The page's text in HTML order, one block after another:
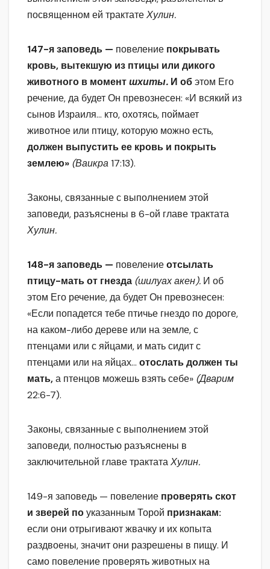
посвященном ей трактатеХулин.
147-я заповедь — повеление покрывать
кровь, вытекшую из птицы или дикого
животного в моментшхиты. И обэтом Его
речение, да будет Он превознесен: «И всякий из
сынов Израиля… кто, охотясь, поймает
животное или птицу, которую можно есть,
должен выпустить ее кровь и покрыть
землею» (Ваикра17:13).
Законы, связанные с выполнением этой
заповеди, разъяснены в 6-ой главе трактата
Хулин.
148-я заповедь — повелениеотсылать
птицу-мать от гнезда (шилуах акен). И об
этом Его речение, да будет Он превознесен:
«Если попадется тебе птичье гнездо по дороге,
на каком-либо дереве или на земле, с
птенцами или с яйцами, и мать сидит с
птенцами или на яйцах… отослать должен ты
мать,а птенцов можешь взять себе» (Дварим
22:6-7).
Законы, связанные с выполнением этой
заповеди, полностью разъяснены в
заключительной главе трактатаХулин.
149-я заповедь — повеление проверять скот
и зверей поуказанным Торой признакам:
если они отрыгивают жвачку и их копыта
раздвоены, значит они разрешены в пищу. И
само повеление проверять животных на